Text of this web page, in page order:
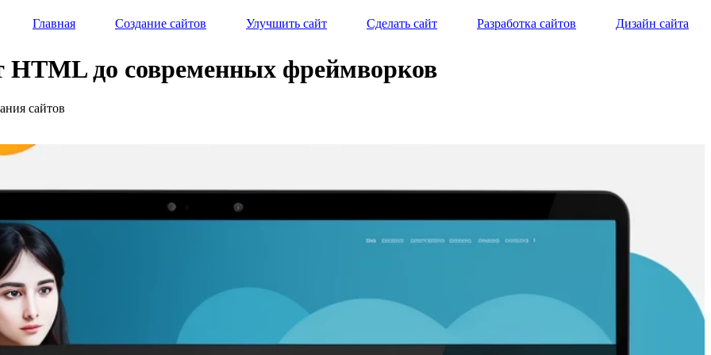
Главная Создание сайтов Улучшить сайт Сделать сайт Разработка сайтов Дизайн сайта
HTML до современных фреймворков
сайтов